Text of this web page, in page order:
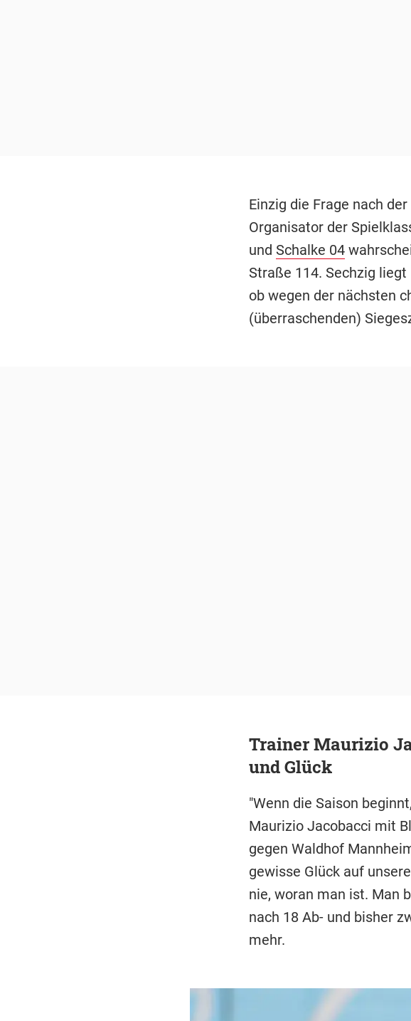
Einzig die Frage nach
Organisator der
und Schalke 04
Straße 114. Sechzig
ob wegen der nächsten
(überraschenden)
Trainer Maurizio
und Glück
"Wenn die Saison
Maurizio Jacobacci mit
gegen Waldhof
gewisse Glück auf
nie, woran man ist. Man
nach 18 Ab- und bisher
mehr.